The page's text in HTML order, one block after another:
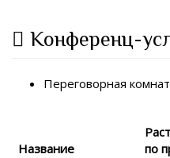
Конференц-
Переговорная
Название
по